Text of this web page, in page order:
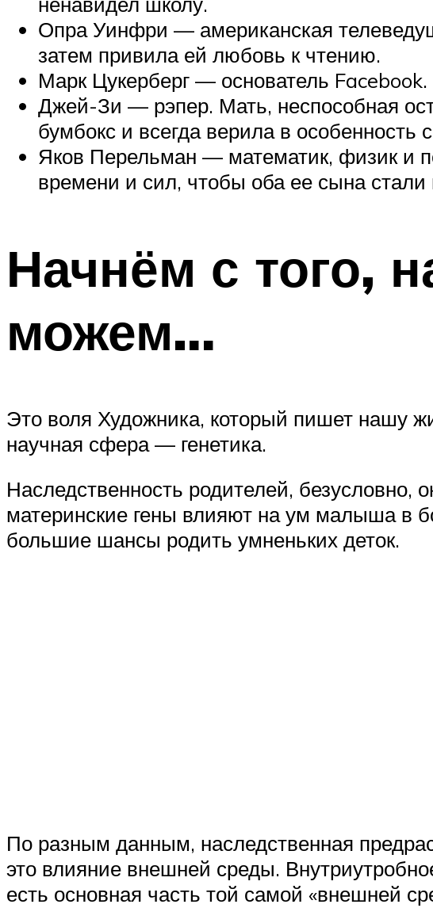
Опра Уинфри — американская
затем привила ей любовь к чтению.
Марк Цукерберг — основатель
Джей-Зи — рэпер. Мать, неспособная
бумбокс и всегда верила в особенность
Яков Перельман — математик, физик и
времени и сил, чтобы оба ее сына
Начнём с того,
можем…
Это воля Художника, который пишет нашу
научная сфера — генетика.
Наследственность родителей,
материнские гены влияют на ум малыша в
большие шансы родить умненьких деток.
По разным данным, наследственная
это влияние внешней среды.
есть основная часть той самой «внешней